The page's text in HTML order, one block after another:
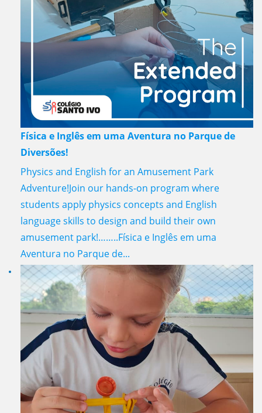
Física e Inglês em uma Aventura no Parque de
Diversões!
Physics and English for an Amusement Park
Adventure!Join our hands-on program where
students apply physics concepts and English
language skills to design and build their own
amusement park!……..Física e Inglês em uma
Aventura no Parque de...